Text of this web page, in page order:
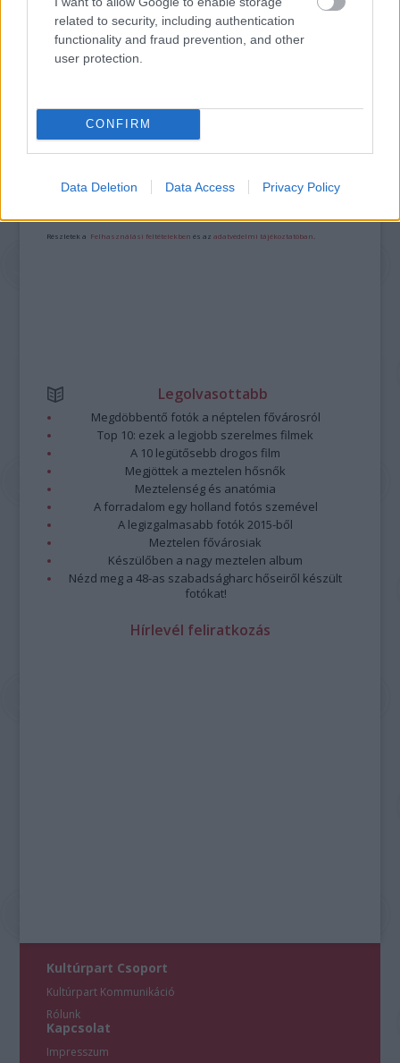
related to security, including authentication
functionality and fraud prevention, and other
user protection.
CONFIRM
Data Deletion Data Access Privacy Policy
MAGYAR DALLAMOK JAPÁNBAN - A
CIMBALIBAND SIKERE OSZAKÁBAN
A bejegyzés trackback címe:
https://kulturpart.hu/api/trackback/id/7920420
Kommentek:
vonatkozó jogszabályok
értelmében felhasználói tartalomnak
Részletek a Felhasználási feltételekben és azadatvédelmi tájékoztatóban
Legolvasottabb
Megdöbbentő fotók a néptelen fővárosról
Top 10: ezek a legjobb szerelmes filmek
A 10 legütősebb drogos film
Megjöttek a meztelen hősnők
Meztelenség és anatómia
A forradalom egy holland fotós szemével
A legizgalmasabb fotók 2015-ből
Meztelen fővárosiak
Készülőben a nagy meztelen album
Nézd meg a 48-as szabadságharc hőseiről készült
fotókat!
Hírlevél feliratkozás
Kultúrpart Csoport
Kultúrpart Kommunikáció
Rólunk
Kapcsolat
Impresszum